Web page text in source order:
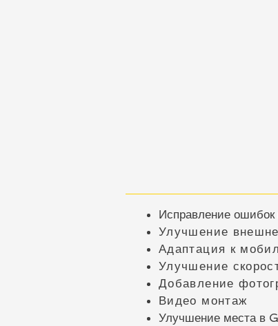
Исправление
Улучшение
Адаптация к
Улучшение
Добавление
Видео монтаж
Улучшение места в